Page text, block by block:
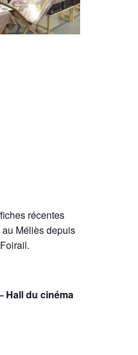
récentes
Méliès depuis
Hall du cinéma